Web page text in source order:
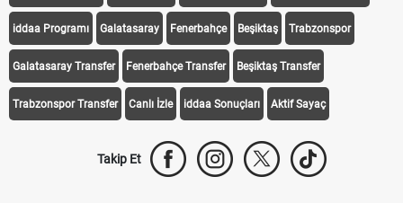
iddaa Programı Galatasaray Fenerbahçe Beşiktaş Trabzonspor
Galatasaray Transfer Fenerbahçe Transfer Beşiktaş Transfer
Trabzonspor Transfer Canlı İzle iddaa Sonuçları Aktif Sayaç
Takip Et